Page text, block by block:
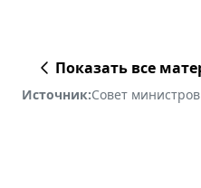
Показать все
Источник:Совет